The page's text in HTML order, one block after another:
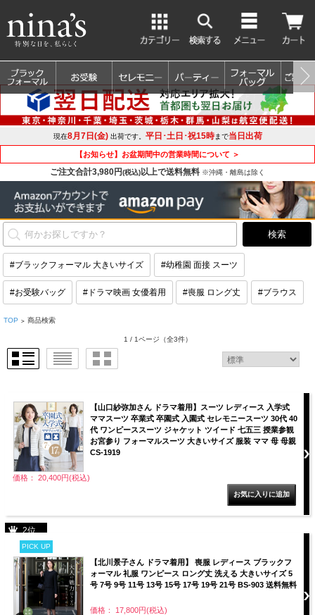
現在8月7日(金)出荷です。 平日･土日･祝15時まで当日出荷
【お知らせ】お盆期間中の営業時間について ＞
ご注文合計3,980円(税込)以上で送料無料 ※沖縄・離島は除く
#ブラックフォーマル 大きいサイズ #幼稚園 面接 スーツ
#お受験バッグ #ドラマ映画 女優着用 #喪服 ロング丈 #ブラウス
TOP > 商品検索
1 / 1ページ （全3件）
【山口紗弥加さん ドラマ着用】スーツ レディース 入学式
ママスーツ 卒業式 卒園式 入園式 セレモニースーツ 30代 40
代 ワンピーススーツ ジャケット ツイード 七五三 授業参観
お宮参り フォーマルスーツ 大きいサイズ 服装 ママ 母 母親
CS-1919
価格： 20,400円(税込)
2位
PICK UP
【北川景子さん ドラマ着用】 喪服 レディース ブラックフ
ォーマル 礼服 ワンピース ロング丈 洗える 大きいサイズ 5
号 7号 9号 11号 13号 15号 17号 19号 21号 BS-903 送料無料
価格： 17,800円(税込)